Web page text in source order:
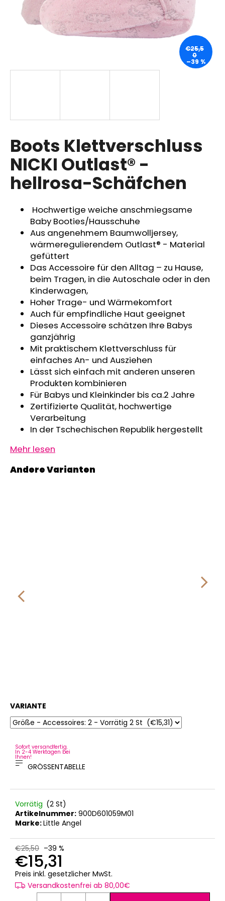
Boots Klettverschluss
NICKI Outlast® -
hellrosa-Schäfchen
Hochwertige weiche anschmiegsame
Baby Booties/Hausschuhe
Aus angenehmem Baumwolljersey,
wärmeregulierendem Outlast® - Material
gefüttert
Das Accessoire für den Alltag – zu Hause,
beim Tragen, in die Autoschale oder in den
Kinderwagen,
Hoher Trage- und Wärmekomfort
Auch für empfindliche Haut geeignet
Dieses Accessoire schätzen Ihre Babys
ganzjährig
Mit praktischem Klettverschluss für
einfaches An- und Ausziehen
Lässt sich einfach mit anderen unseren
Produkten kombinieren
Für Babys und Kleinkinder bis ca.2 Jahre
Zertifizierte Qualität, hochwertige
Verarbeitung
In der Tschechischen Republik hergestellt
Mehr lesen
VARIANTE
Sofort versandfertig.
In 2-4 Werktagen bei
Ihnen!
GRÖSSENTABELLE
Vorrätig (2 St)
Artikelnummer: 900D601059M01
Marke:Little Angel
€25,50 –39 %
€15,31
Preis inkl. gesetzlicher MwSt.
Versandkostenfrei ab 80,00€
€25,5
0
–39 %
SUCHEN
p
f
e
h
e
KINDERSITZUNTERLAGE
OUTLAST®
GRAU
MELIERT
€24,90